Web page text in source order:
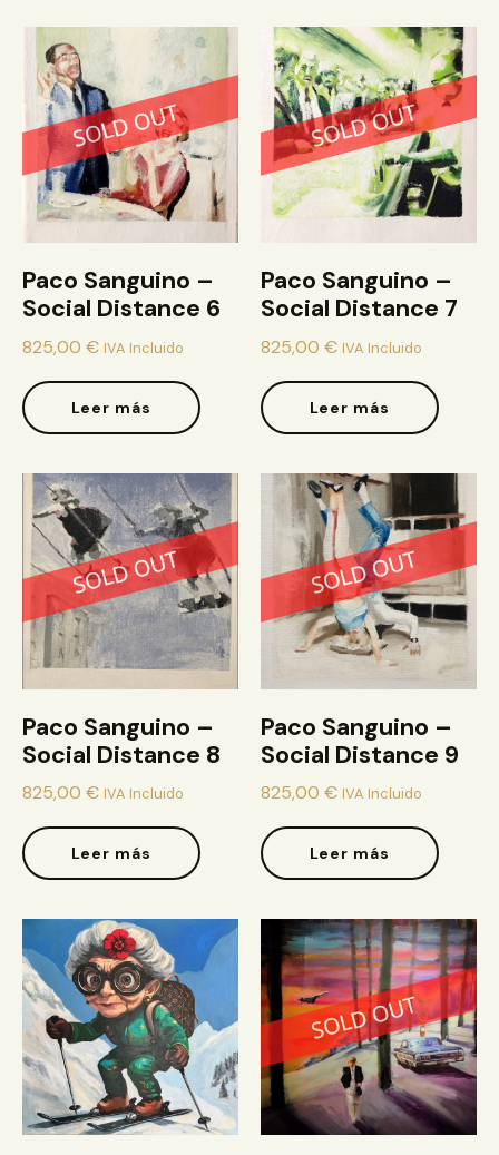
Paco Sanguino –
Social Distance 6
825,00 € IVA Incluido
Leer más
Paco Sanguino –
Social Distance 7
825,00 € IVA Incluido
Leer más
Paco Sanguino –
Social Distance 8
825,00 € IVA Incluido
Leer más
Paco Sanguino –
Social Distance 9
825,00 € IVA Incluido
Leer más